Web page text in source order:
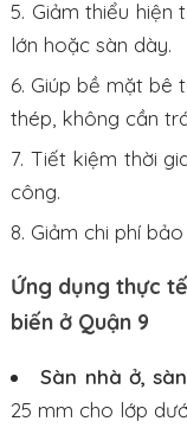
Giảm thiểu hiện
lớn hoặc sàn dày.
Giúp bề mặt bê
thép, không cần
Tiết kiệm thời
công.
Giảm chi phí
Ứng dụng thực
biến ở Quận 9
Sàn nhà ở,
25 mm cho lớp